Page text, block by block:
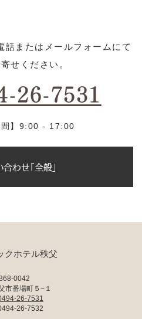
話またはメールフォームにて
せください。
26-7531
間】9:00 - 17:00
わせ「全般」
クホテル秩父
0042
市番場町５−１
26-7531
26-7532